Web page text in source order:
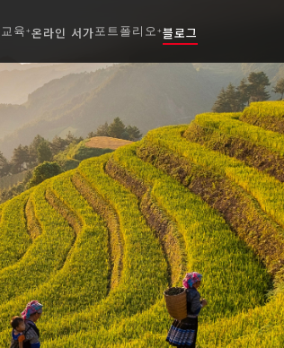
육 +온라인 서가 포트폴리오 +블로그